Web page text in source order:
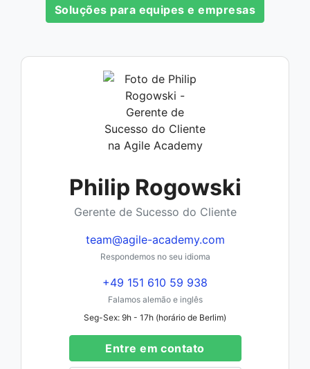
Soluções para equipes e empresas
Philip Rogowski
Gerente de Sucesso do Cliente
team@agile-academy.com
Respondemos no seu idioma
+49 151 610 59 938
Falamos alemão e inglês
Seg-Sex: 9h - 17h (horário de Berlim)
Entre em contato